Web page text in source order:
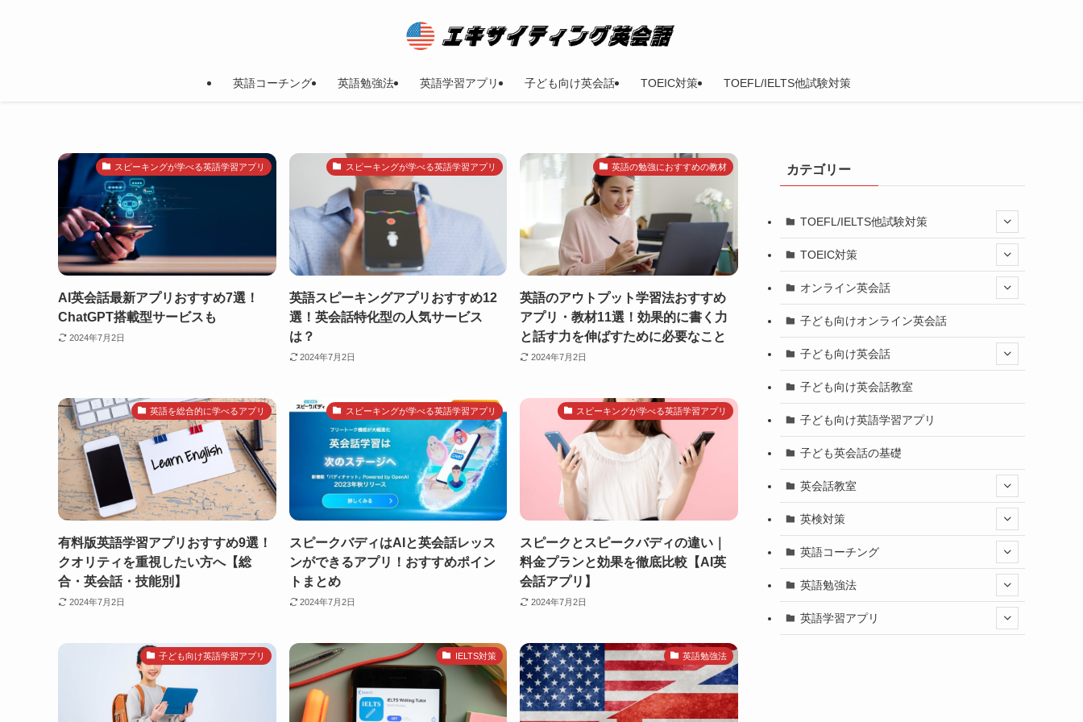
英語コーチング 英語勉強法 英語学習アプリ 子ども向け英会話 TOEIC対策 TOEFL/IELTS他試験対策
スピーキングが学べる英語学習アプリ
AI英会話最新アプリおすすめ7選！
ChatGPT搭載型サービスも
2024年7月2日
スピーキングが学べる英語学習アプリ
英語スピーキングアプリおすすめ12
選！英会話特化型の人気サービス
は？
2024年7月2日
英語の勉強におすすめの教材
英語のアウトプット学習法おすすめ
アプリ・教材11選！効果的に書く力
と話す力を伸ばすために必要なこと
2024年7月2日
英語を総合的に学べるアプリ
有料版英語学習アプリおすすめ9選！
クオリティを重視したい方へ【総
合・英会話・技能別】
2024年7月2日
スピーキングが学べる英語学習アプリ
スピークバディはAIと英会話レッス
ンができるアプリ！おすすめポイン
トまとめ
2024年7月2日
スピーキングが学べる英語学習アプリ
スピークとスピークバディの違い｜
料金プランと効果を徹底比較【AI英
会話アプリ】
2024年7月2日
子ども向け英語学習アプリ IELTS対策 英語勉強法
カテゴリー
TOEFL/IELTS他試験対策
TOEIC対策
オンライン英会話
子ども向けオンライン英会話
子ども向け英会話
子ども向け英会話教室
子ども向け英語学習アプリ
子ども英会話の基礎
英会話教室
英検対策
英語コーチング
英語勉強法
英語学習アプリ